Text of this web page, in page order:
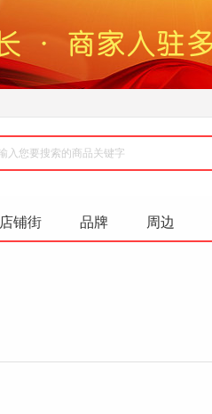
店铺街 品牌 周边